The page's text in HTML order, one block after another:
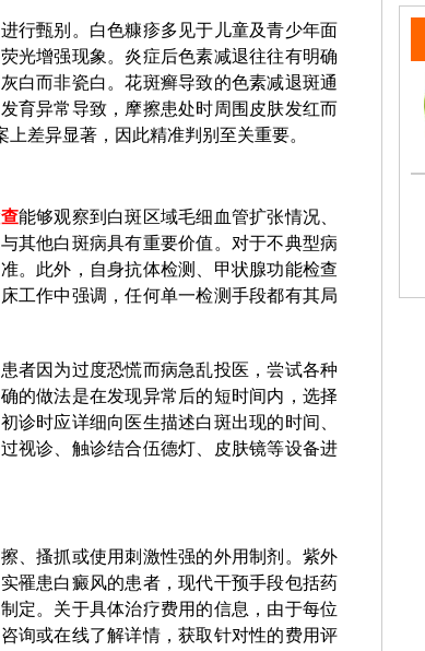
行甄别。白色糠疹多见于儿童及青少年面
光增强现象。炎症后色素减退往往有明确
白而非瓷白。花斑癣导致的色素减退斑通
育异常导致，摩擦患处时周围皮肤发红而
差异显著，因此精准判别至关重要。
能够观察到白斑区域毛细血管扩张情况、
其他白斑病具有重要价值。对于不典型病
。此外，自身抗体检测、甲状腺功能检查
工作中强调，任何单一检测手段都有其局
者因为过度恐慌而病急乱投医，尝试各种
的做法是在发现异常后的短时间内，选择
诊时应详细向医生描述白斑出现的时间、
视诊、触诊结合伍德灯、皮肤镜等设备进
、搔抓或使用刺激性强的外用制剂。紫外
罹患白癜风的患者，现代干预手段包括药
定。关于具体治疗费用的信息，由于每位
询或在线了解详情，获取针对性的费用评